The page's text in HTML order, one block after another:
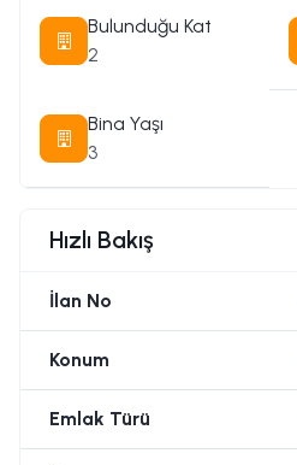
Bulunduğu Kat
2
Bina Yaşı
3
Hızlı Bakış
İlan No
Konum
Emlak Türü